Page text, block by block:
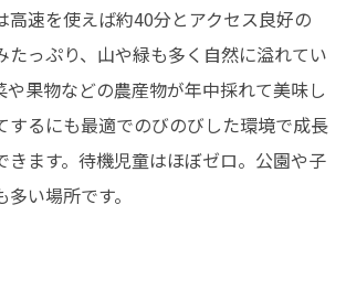
高速を使えば約40分とアクセス良好の
たっぷり、山や緑も多く自然に溢れてい
や果物などの農産物が年中採れて美味し
するにも最適でのびのびした環境で成長
きます。待機児童はほぼゼロ。公園や子
い場所です。